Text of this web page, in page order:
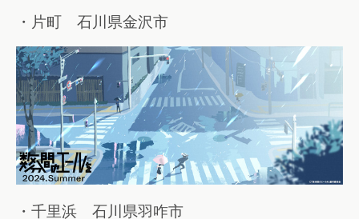
・片町 石川県金沢市
・千里浜 石川県羽咋市